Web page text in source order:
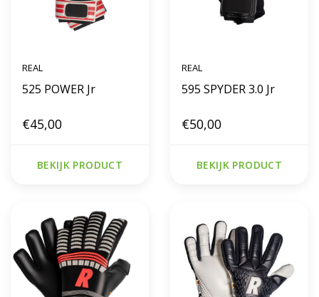
REAL
525 POWER Jr
€45,00
BEKIJK PRODUCT
REAL
595 SPYDER 3.0 Jr
€50,00
BEKIJK PRODUCT